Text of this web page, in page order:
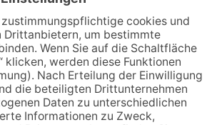
Ganz Niederhöchstadt wird zur
Festmeile
Baustellenführung führt auch in
die Zukunft der Stadt
Königstein
Klinikforum zum Thema
Karpaltunnelsyndrom